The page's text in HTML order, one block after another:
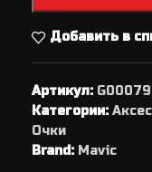
Добавить в
Артикул:
Категории:
Очки
Brand: Mavic